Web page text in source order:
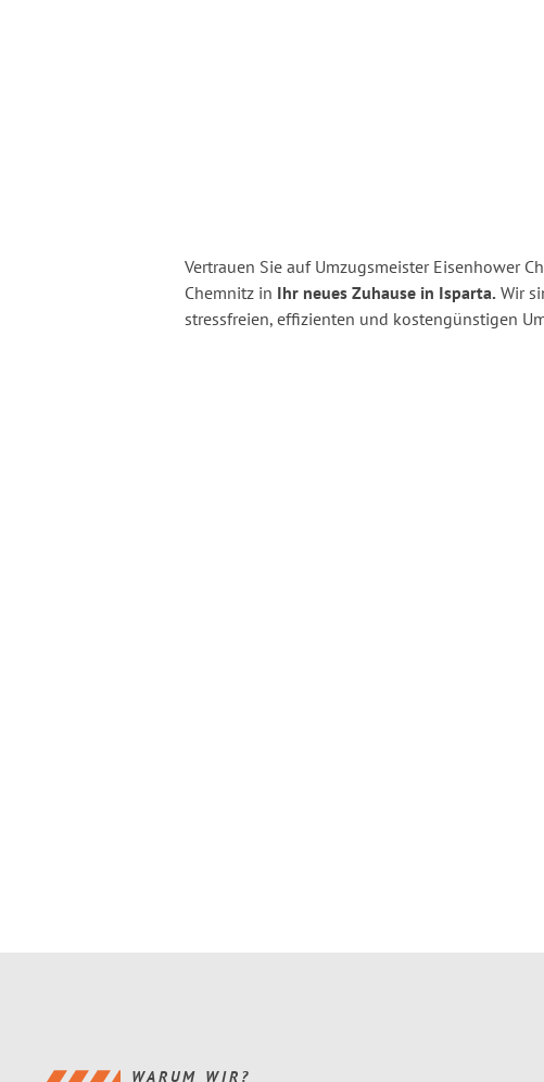
Vertrauen Sie auf Umzugsmeister Eisenhower
Chemnitz in Ihr neues Zuhause in Isparta. Wir
stressfreien, effizienten und kostengünstigen
WARUM WIR?